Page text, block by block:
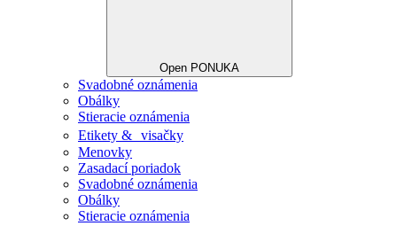
Open PONUKA
Svadobné oznámenia
Obálky
Stieracie oznámenia
Etikety & visačky
Menovky
Zasadací poriadok
Svadobné oznámenia
Obálky
Stieracie oznámenia